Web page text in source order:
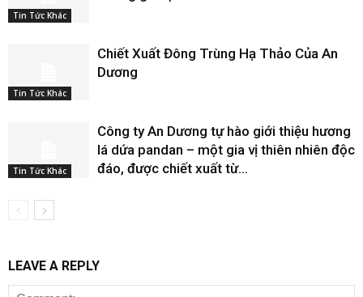
Tin Tức Khác
Tin Tức Khác
Chiết Xuất Đông Trùng Hạ Thảo Của An
Dương
Tin Tức Khác
Công ty An Dương tự hào giới thiệu hương
lá dứa pandan – một gia vị thiên nhiên độc
đáo, được chiết xuất từ...
LEAVE A REPLY